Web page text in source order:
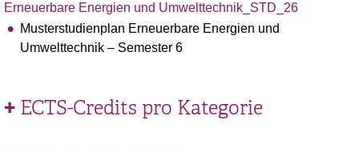
Erneuerbare Energien und Umwelttechnik_STD_26
Musterstudienplan Erneuerbare Energien und
Umwelttechnik – Semester 6
ECTS-Credits pro Kategorie